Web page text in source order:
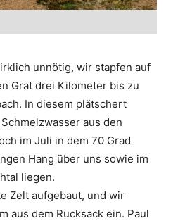
unnötig, wir stapfen auf
Grat drei Kilometer bis zu
In diesem plätschert
aus den
im Juli in dem 70 Grad
Hang über uns sowie im
liegen.
Zelt aufgebaut, und wir
aus dem Rucksack ein. Paul